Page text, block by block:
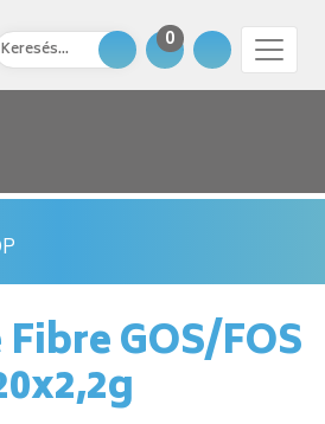
0
GOS/FOS